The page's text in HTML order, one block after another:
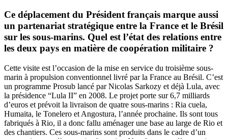
Ce déplacement du Président français marque aussi
un partenariat stratégique entre la France et le Brésil
sur les sous-marins. Quel est l’état des relations entre
les deux pays en matière de coopération militaire ?
Cette visite est l’occasion de la mise en service du troisième sous-
marin à propulsion conventionnel livré par la France au Brésil. C’est
un programme Prosub lancé par Nicolas Sarkozy et déjà Lula, avec
la présidence “Lula II” en 2008. Le projet porte sur 6,7 milliards
d’euros et prévoit la livraison de quatre sous-marins : Ria cuela,
Humaita, le Tonelero et Angostura, l’année prochaine. Ils sont tous
fabriqués à Rio, il a donc fallu aménager une base au large de Rio et
des chantiers. Ces sous-marins sont produits dans le cadre d’un